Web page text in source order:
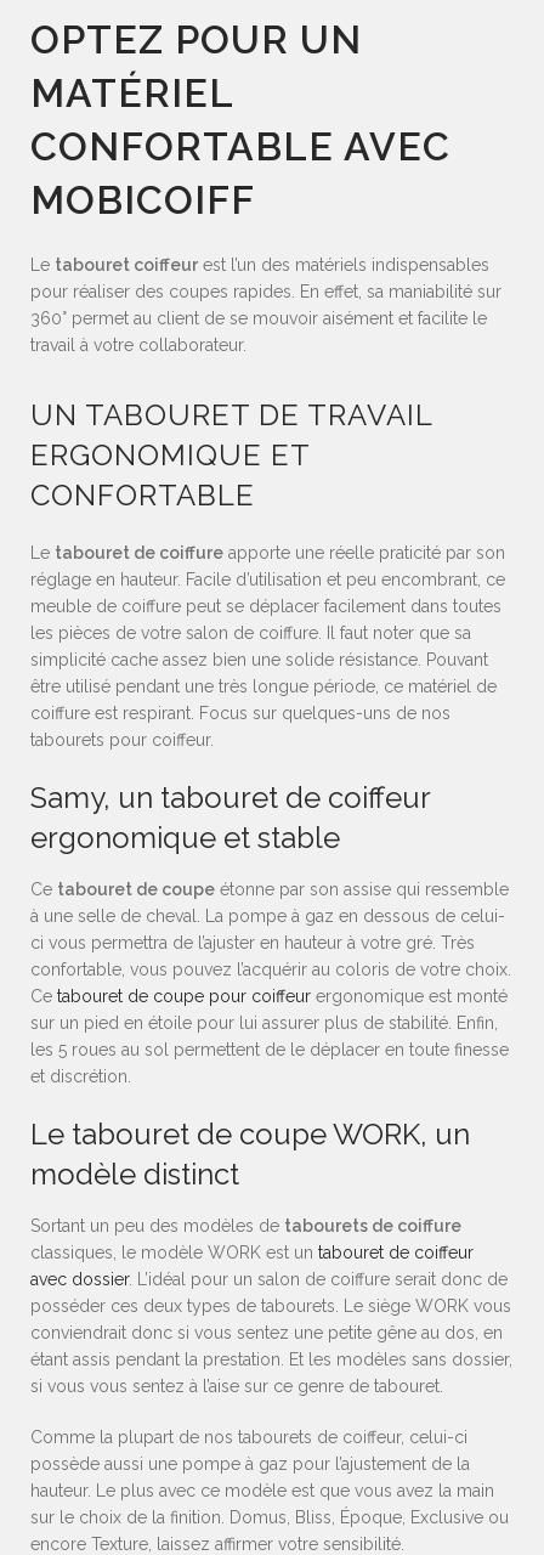
OPTEZ POUR UN
MATÉRIEL
CONFORTABLE AVEC
MOBICOIFF
Le tabouret coiffeur est l’un des matériels indispensables
pour réaliser des coupes rapides. En effet, sa maniabilité sur
360° permet au client de se mouvoir aisément et facilite le
travail à votre collaborateur.
UN TABOURET DE TRAVAIL
ERGONOMIQUE ET
CONFORTABLE
Le tabouret de coiffure apporte une réelle praticité par son
réglage en hauteur. Facile d’utilisation et peu encombrant, ce
meuble de coiffure peut se déplacer facilement dans toutes
les pièces de votre salon de coiffure. Il faut noter que sa
simplicité cache assez bien une solide résistance. Pouvant
être utilisé pendant une très longue période, ce matériel de
coiffure est respirant. Focus sur quelques-uns de nos
tabourets pour coiffeur.
Samy, un tabouret de coiffeur
ergonomique et stable
Ce tabouret de coupe étonne par son assise qui ressemble
à une selle de cheval. La pompe à gaz en dessous de celui-
ci vous permettra de l’ajuster en hauteur à votre gré. Très
confortable, vous pouvez l’acquérir au coloris de votre choix.
Ce tabouret de coupe pour coiffeur ergonomique est monté
sur un pied en étoile pour lui assurer plus de stabilité. Enfin,
les 5 roues au sol permettent de le déplacer en toute finesse
et discrétion.
Le tabouret de coupe WORK, un
modèle distinct
Sortant un peu des modèles de tabourets de coiffure
classiques, le modèle WORK est un tabouret de coiffeur
avec dossier. L’idéal pour un salon de coiffure serait donc de
posséder ces deux types de tabourets. Le siège WORK vous
conviendrait donc si vous sentez une petite gêne au dos, en
étant assis pendant la prestation. Et les modèles sans dossier,
si vous vous sentez à l’aise sur ce genre de tabouret.
Comme la plupart de nos tabourets de coiffeur, celui-ci
possède aussi une pompe à gaz pour l’ajustement de la
hauteur. Le plus avec ce modèle est que vous avez la main
sur le choix de la finition. Domus, Bliss, Époque, Exclusive ou
encore Texture, laissez affirmer votre sensibilité.